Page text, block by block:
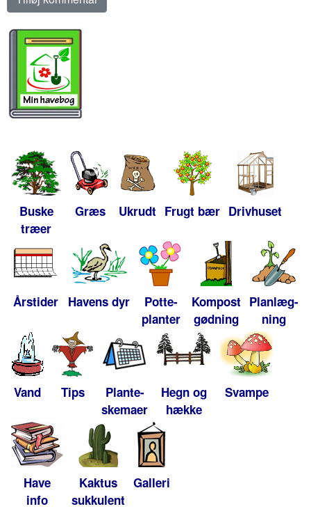
Buske
træer
Græs Ukrudt Frugt bær Drivhuset
Årstider Havens dyr
Potte-
planter
Kompost
gødning
Planlæg-
ning
Vand Tips
Plante-
skemaer
Hegn og
hække
Svampe
Have
info
Kaktus
sukkulent
Galleri